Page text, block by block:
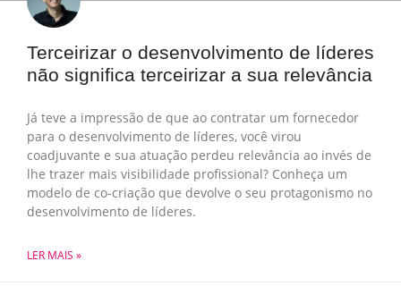
Terceirizar o desenvolvimento de líderes
não significa terceirizar a sua relevância
Já teve a impressão de que ao contratar um fornecedor
para o desenvolvimento de líderes, você virou
coadjuvante e sua atuação perdeu relevância ao invés de
lhe trazer mais visibilidade profissional? Conheça um
modelo de co-criação que devolve o seu protagonismo no
desenvolvimento de líderes.
LER MAIS »